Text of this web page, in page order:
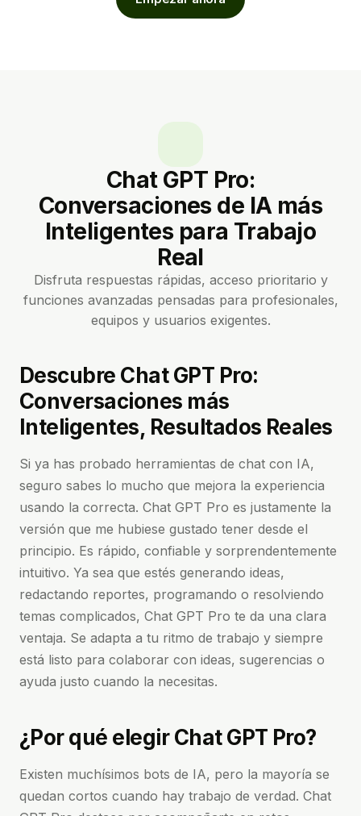
Chat GPT Pro:
Conversaciones de IA más
Inteligentes para Trabajo
Real
Disfruta respuestas rápidas, acceso prioritario y
funciones avanzadas pensadas para profesionales,
equipos y usuarios exigentes.
Descubre Chat GPT Pro:
Conversaciones más
Inteligentes, Resultados Reales
Si ya has probado herramientas de chat con IA,
seguro sabes lo mucho que mejora la experiencia
usando la correcta. Chat GPT Pro es justamente la
versión que me hubiese gustado tener desde el
principio. Es rápido, confiable y sorprendentemente
intuitivo. Ya sea que estés generando ideas,
redactando reportes, programando o resolviendo
temas complicados, Chat GPT Pro te da una clara
ventaja. Se adapta a tu ritmo de trabajo y siempre
está listo para colaborar con ideas, sugerencias o
ayuda justo cuando la necesitas.
¿Por qué elegir Chat GPT Pro?
Existen muchísimos bots de IA, pero la mayoría se
quedan cortos cuando hay trabajo de verdad. Chat